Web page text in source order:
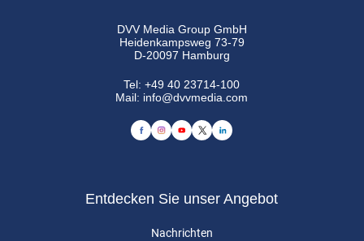
DVV Media Group GmbH
Heidenkampsweg 73-79
D-20097 Hamburg
Tel:+49 40 23714-100
Mail: info@dvvmedia.com
Entdecken Sie unser Angebot
Nachrichten